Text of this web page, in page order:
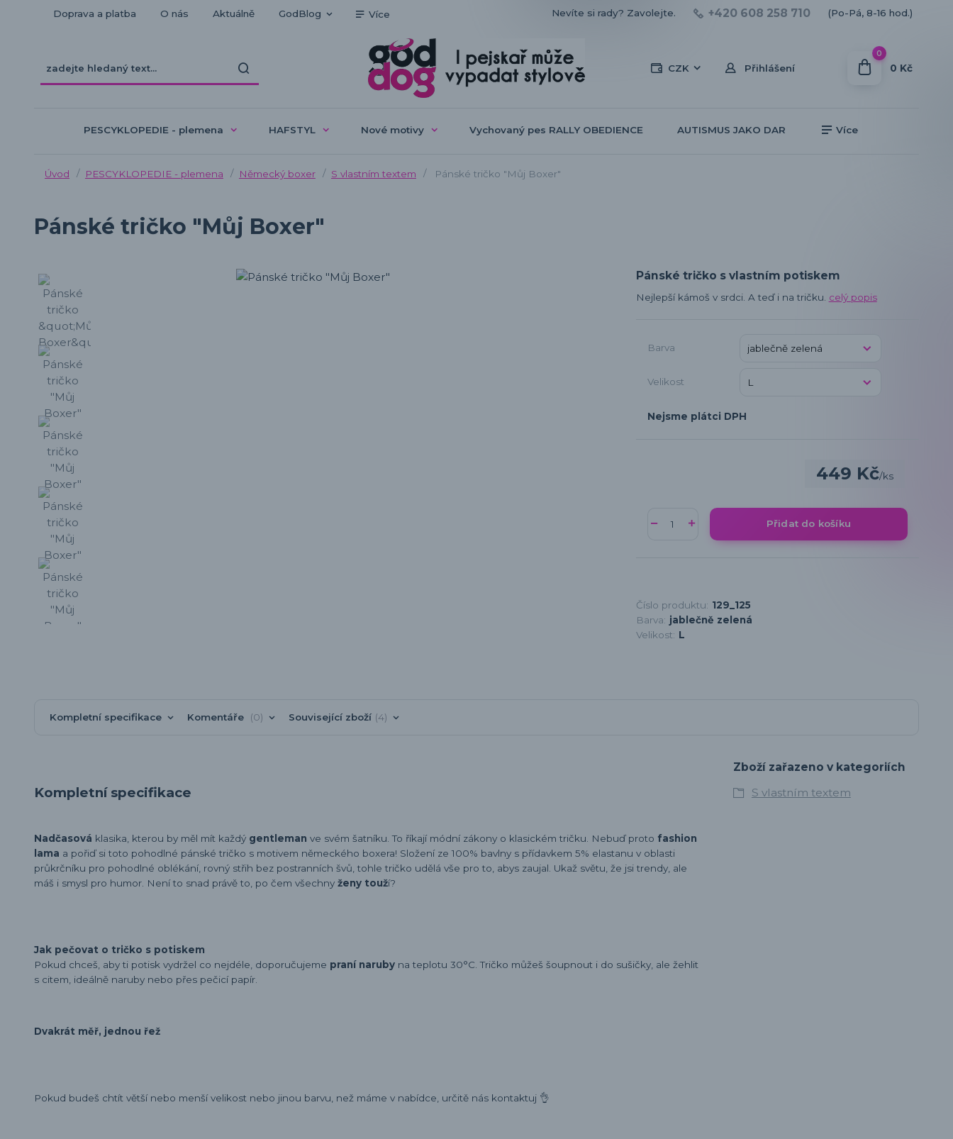
Doprava a platba O nás Aktuálně GodBlog Více
CZK Přihlášení
Nevíte si rady? Zavolejte. +420 608 258 710 (Po-Pá, 8-16 hod.)
0
0 Kč
PESCYKLOPEDIE - plemena HAFSTYL Nové motivy Vychovaný pes RALLY OBEDIENCE AUTISMUS JAKO DAR Více
Úvod PESCYKLOPEDIE - plemena Německý boxer S vlastním textem Pánské tričko "Můj Boxer"
Pánské tričko "Můj Boxer"
Pánské tričko s vlastním potiskem
Nejlepší kámoš v srdci. A teď i na tričku. celý popis
Barva
Velikost
Nejsme plátci DPH
449 Kč/ks
Přidat do košíku
Číslo produktu: 129_125
Barva: jablečně zelená
Velikost: L
Kompletní specifikace Komentáře 0 Související zboží 4
Kompletní specifikace
Nadčasová klasika, kterou by měl mít každý gentleman ve svém šatníku. To říkají módní zákony o klasickém tričku. Nebuď proto fashion
lama a pořiď si toto pohodlné pánské tričko s motivem německého boxera! Složení ze 100% bavlny s přídavkem 5% elastanu v oblasti
průkrčníku pro pohodlné oblékání, rovný střih bez postranních švů, tohle tričko udělá vše pro to, abys zaujal. Ukaž světu, že jsi trendy, ale
máš i smysl pro humor. Není to snad právě to, po čem všechny ženy touží?
Jak pečovat o tričko s potiskem
Pokud chceš, aby ti potisk vydržel co nejdéle, doporučujeme praní naruby na teplotu 30°C. Tričko můžeš šoupnout i do sušičky, ale žehlit
s citem, ideálně naruby nebo přes pečicí papír.
Dvakrát měř, jednou řež
Pokud budeš chtít větší nebo menší velikost nebo jinou barvu, než máme v nabídce, určitě nás kontaktuj 👌
Zboží zařazeno v kategoriích
S vlastním textem